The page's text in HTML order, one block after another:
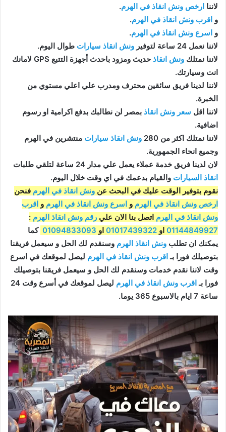
لاننا ارخص ونش انقاذ في الهرم.
و اقرب ونش انقاذ في الهرم.
و اسرع ونش انقاذ في الهرم.
لاننا نعمل 24 ساعة لتوفير
ونش انقاذ سيارات طوال اليوم.
لاننا نمتلك ونش انقاذ
حديث ومزود باحدث أجهزة التتبع GPS لامانك
انت وسيارتك.
لاننا لدينا فريق سائقين محترف ومدرب علي اعلي مستوي من
الخبرة.
لاننا اقل سعر ونش انقاذ بمصر لن نطالبك بدفع اكرامية او رسوم
اضافية.
لاننا نمتلك اكثر من 280
ونش انقاذ سيارات منتشرين في الهرم
وجميع انحاء الجمهورية.
لان لدينا فريق خدمة عملاء يعمل علي مدار 24 ساعة لتلقي طلبات
انقاذ السيارات والقيام بدعمك في اي وقت خلال اليوم.
نقوم بتوفير الوقت عليك في البحث عن ونش انقاذ في الهرم فنحن
ارخص ونش انقاذ في الهرم و اسرع ونش انقاذ في الهرم و اقرب
ونش انقاذ في الهرم اتصل بنا الان علي رقم ونش انقاذ الهرم :
01144849927 او 01017439322 او 01094833093 كما
يمكنك ان تطلب ونش انقاذ الهرم وسنقدم لك الحل و سيعمل فريقنا
بتوصيلك فورا بـ اقرب ونش انقاذ في الهرم ليصل لموقعك في اسرع
وقت لاننا نقدم خدمات وسنقدم لك الحل و سيعمل فريقنا بتوصيلك
فورا بـ اقرب ونش انقاذ في الهرم
ليصل لموقعك في أسرع وقت 24
ساعة 7 ايام بالاسبوع 365 يوما.